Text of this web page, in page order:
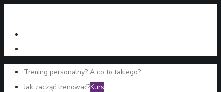
Trening personalny? A co to takiego?
Jak zacząć trenować?Kurs